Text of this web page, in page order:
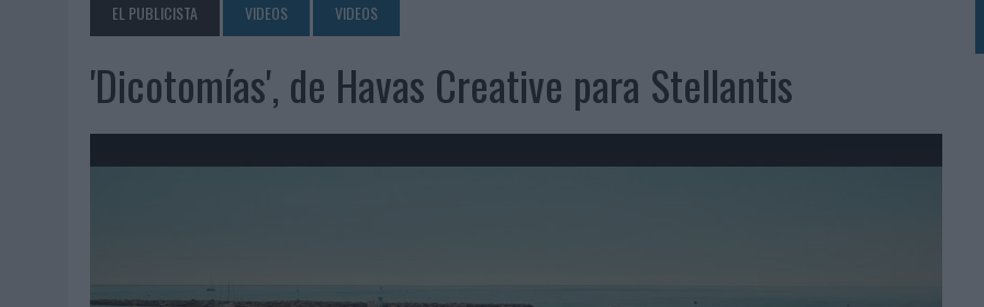
07/08/2026 | MG SPIRIT RELANZA SU MARCA CON UNA ESTRATEGIA 360º CENTRADA EN EL ORIGEN BARCELONÉS
07/08/2026
PATRÓN CONVIERTE EL NUEVO SINGLE DE ARÓN PIPER EN UNA EXPERIENCIA DE MARCA EN IBIZA
07/08/2026 | EL VERANO PONE A PRUEBA LA ESTRATEGIA DIGITAL DE LAS MARCAS
LA TELEVISIÓN SIGUE LIDERANDO EL CONSUMO DE MEDIOS EN VERANO Y SUPERA AL MÓVIL COMO DISPOSITIVO MÁS UTILIZADO
EL PUBLICISTA VIDEOS VIDEOS
'Dicotomías', de Havas Creative para Stellantis